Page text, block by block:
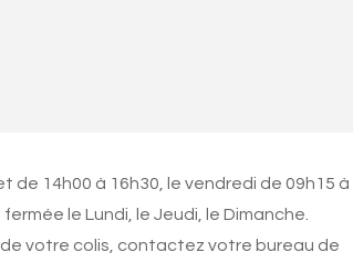
de 14h00 à 16h30, le vendredi de 09h15 à
le Lundi, le Jeudi, le Dimanche.
votre colis, contactez votre bureau de